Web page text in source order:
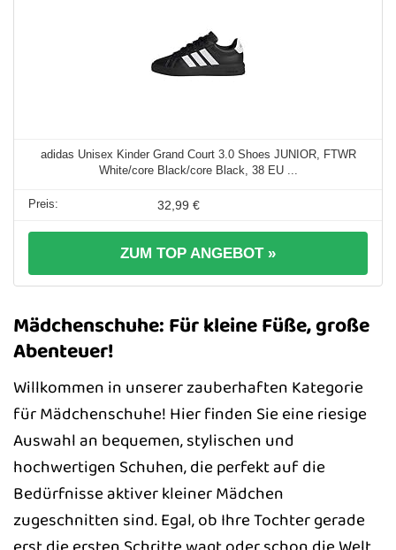
adidas Unisex Kinder Grand Court 3.0 Shoes JUNIOR, FTWR
White/core Black/core Black, 38 EU ...
32,99 €
ZUM TOP ANGEBOT »
Mädchenschuhe: Für kleine Füße, große
Abenteuer!
Willkommen in unserer zauberhaften Kategorie
für Mädchenschuhe! Hier finden Sie eine riesige
Auswahl an bequemen, stylischen und
hochwertigen Schuhen, die perfekt auf die
Bedürfnisse aktiver kleiner Mädchen
zugeschnitten sind. Egal, ob Ihre Tochter gerade